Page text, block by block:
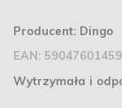
Producent: Dingo
EAN:
Wytrzymała i